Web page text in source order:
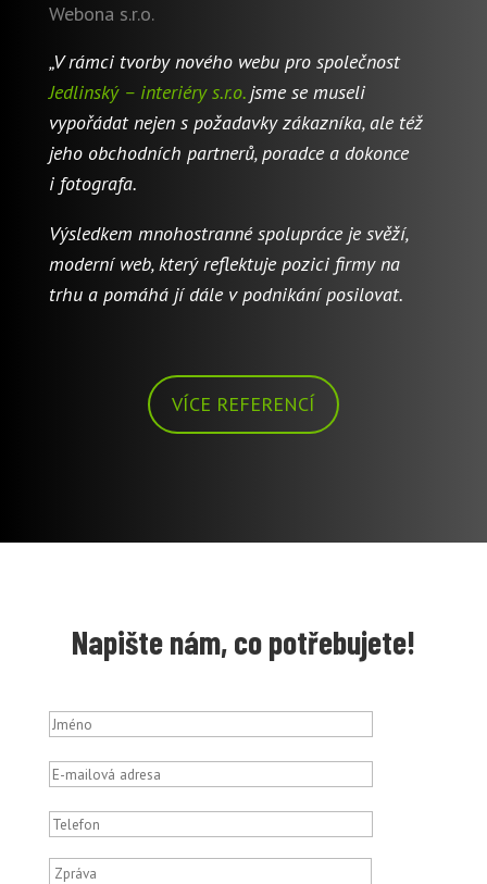
Webona s.r.o.
„V rámci tvorby nového webu pro společnost
Jedlinský – interiéry s.r.o.jsme se museli
vypořádat nejen s požadavky zákazníka, ale též
jeho obchodních partnerů, poradce a dokonce
i fotografa.
Výsledkem mnohostranné spolupráce je svěží,
moderní web, který reflektuje pozici firmy na
trhu a pomáhá jí dále v podnikání posilovat.
VÍCE REFERENCÍ
Napište nám, co potřebujete!